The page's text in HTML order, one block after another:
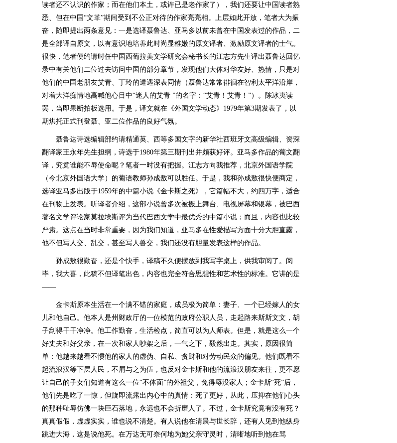
读者还不认识的作家；而在他们本土，或许已是老作家了），我们还要让中国读者熟
悉、但在中国“文革”期间受到不公正对待的作家亮亮相。上层如此开放，笔者大为振
奋，随即提出两条意见：一是选译聂鲁达、亚马多以前未曾在中国发表过的作品，二
是全部译自原文，以有意识地培养此时尚显稚嫩的原文译者、激励原文译者的士气。
很快，笔者便约请时任中国西葡拉美文学研究会秘书长的江志方先生译出聂鲁达回忆
录中有关他们二位过去访问中国的部分章节，发现他们大体对华友好、热情，只是对
他们的中国老朋友艾青、丁玲的遭遇深表同情（聂鲁达常常徘徊在智利太平洋沿岸，
对着大洋痴情地高喊他心目中“迷人的艾青 ”的名字：“艾青！艾青！”）。陈冰夷读
罢，当即果断拍板选用。于是，译文就在《外国文学动态》1979年第3期发表了，以
期烘托正式刊登聂、亚二位作品的良好气氛。
聂鲁达诗选编辑部约请精通英、西等多国文字的新华社西班牙文高级编辑、资深
翻译家王永年先生担纲，诗选于1980年第三期刊出并颇获好评。亚马多作品的葡文翻
译，究竟谁能不辱使命呢？笔者一时没有把握。江志方向我推荐，北京外国语学院
（今北京外国语大学）的葡语教师孙成敖可以胜任。于是，我和孙成敖很快便商定，
选译亚马多出版于1959年的中篇小说《金卡斯之死》，它篇幅不大，约四万字，适合
在刊物上发表。听译者介绍，这部小说曾多次被搬上舞台、电视屏幕和银幕，被巴西
著名文学评论家莫拉埃斯评为当代巴西文学中最优秀的中篇小说；而且，内容也比较
严肃。这点在当时非常重要，因为我们知道，亚马多在性爱描写方面十分大胆直露，
他不但写人交、乱交，甚至写人兽交，我们还没有胆量发表这样的作品。
孙成敖很勤奋，还是个快手，译稿不久便摆放到我写字桌上，供我审阅了。阅
毕，我大喜，此稿不但译笔出色，内容也完全符合思想性和艺术性的标准。它讲的是
——
金卡斯原本生活在一个满不错的家庭，成员极为简单：妻子、一个已经嫁人的女
儿和他自己。他本人是州财政厅的一位模范的政府公职人员，走起路来斯斯文文，胡
子刮得干干净净。他工作勤奋，生活检点，简直可以为人师表。但是，就是这么一个
好丈夫和好父亲，在一次和家人吵架之后，一气之下，毅然出走。其实，原因很简
单：他越来越看不惯他的家人的虚伪、自私、贪财和对劳动民众的偏见。他们既看不
起流浪汉等下层人民，不屑与之为伍，也反对金卡斯和他的流浪汉朋友来往，更不愿
让自己的子女们知道有这么一位“不体面”的外祖父，免得辱没家人；金卡斯“死”后，
他们先是吃了一惊，但旋即流露出内心中的真情：死了更好，从此，压抑在他们心头
的那种耻辱仿佛一块巨石落地，永远也不会折磨人了。不过，金卡斯究竟有没有死？
真真假假，虚虚实实，谁也说不清楚。有人说他在清晨与世长辞，还有人见到他纵身
跳进大海，这是说他死。在万达无可奈何地为她父亲守灵时，清晰地听到他在骂